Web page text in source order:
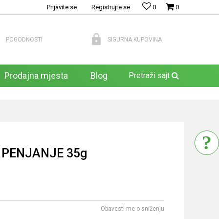
0
0
Prijavite se Registrujte se
POGODNOSTI SIGURNA KUPOVINA
Prodajna mjesta Blog Pretraži sajt
PENJANJE 35g
Obavesti me o sniženju